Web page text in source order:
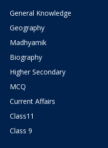
General Knowledge
Geography
Madhyamik
Biography
Higher Secondary
MCQ
Current Affairs
Class11
Class 9